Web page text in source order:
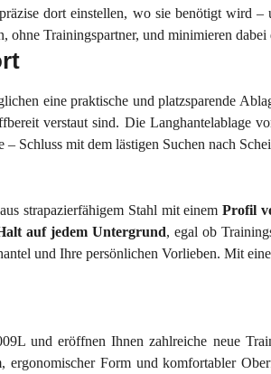
dort einstellen, wo sie benötigt wird
Trainingspartner, und minimieren dabei
eine praktische und platzsparende
verstaut sind. Die Langhantelablage
Schluss mit dem lästigen Suchen nach
strapazierfähigem Stahl mit einemProfil
auf jedem Untergrund, egal ob
und Ihre persönlichen Vorlieben. Mit
und eröffnen Ihnen zahlreiche neue
Form und komfortabler